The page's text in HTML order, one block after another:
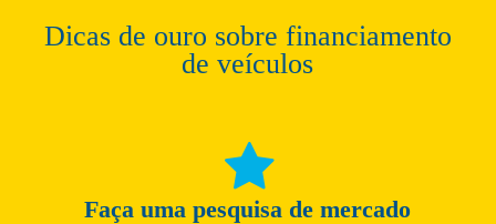
Dicas de ouro sobre financiamento
de veículos
Faça uma pesquisa de mercado